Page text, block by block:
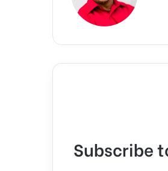
Subscribe